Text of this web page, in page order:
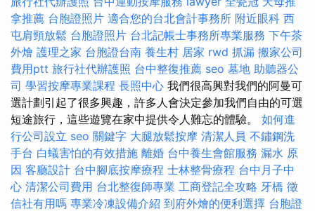
拿推薦 台胞證照片 適合您的台北會計事務所 附近眼科 西
屯肩頸放鬆 台胞證照片 台北記帳士事務所專業服務 下午茶
外燴 護理之家 台胞證台南 養生村 居家 rwd 抓漏 搬家公司
費用ptt 旅行社代辦護照 台中整復推薦 seo 墓地 助聽器公
司 學習按摩專業課程 長照中心 我們很高興對我們的阿曼可
選計劃引起了很多興趣，許多人會決定參加我們自由的可選
短途旅行，這些遊覽在家中提供令人難忘的體驗。 如何進
行公司設立 seo 關鍵字 大腿放鬆按摩 清潔人員 不鏽鋼洗
手台 白蟻害怕的有效措施 離婚 台中養生會館服務 漏水 原
因 客廳設計 台中腳底按摩療程 士林整骨療程 台中月子中
心 清潔公司費用 台北整復師專業 工商登記全攻略 牙橋 徵
信社有用嗎 專業冷凍設備介紹 到府外燴的便利選擇 台胞證